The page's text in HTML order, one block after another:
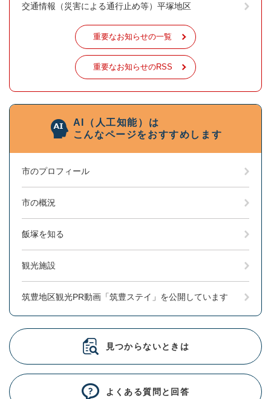
交通情報（災害による通行止め等）平塚地区
重要なお知らせの一覧
重要なお知らせのRSS
AI（人工知能）は
こんなページをおすすめします
市のプロフィール
市の概況
飯塚を知る
観光施設
筑豊地区観光PR動画「筑豊ステイ」を公開しています
見つからないときは
よくある質問と回答